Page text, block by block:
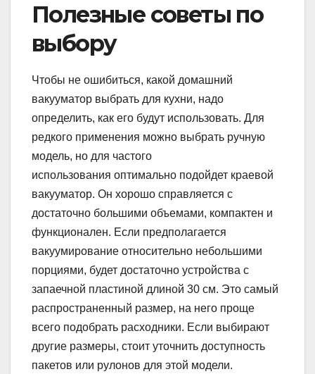
Полезные советы по
выбору
Чтобы не ошибиться, какой домашний
вакууматор выбрать для кухни, надо
определить, как его будут использовать. Для
редкого применения можно выбрать ручную
модель, но для частого
использования оптимально подойдет краевой
вакууматор. Он хорошо справляется с
достаточно большими объемами, компактен и
функционален. Если предполагается
вакуумирование относительно небольшими
порциями, будет достаточно устройства с
запаечной пластиной длиной 30 см. Это самый
распространенный размер, на него проще
всего подобрать расходники. Если выбирают
другие размеры, стоит уточнить доступность
пакетов или рулонов для этой модели.